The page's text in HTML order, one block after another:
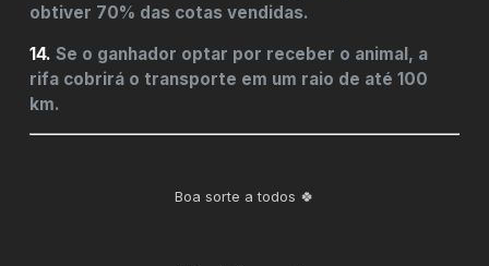
obtiver 70% das cotas vendidas.
14.Se o ganhador optar por receber o animal, a
rifa cobrirá o transporte em um raio de até 100
km.
Boa sorte a todos 🍀